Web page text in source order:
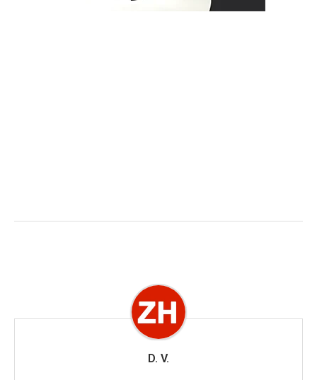
D. V.